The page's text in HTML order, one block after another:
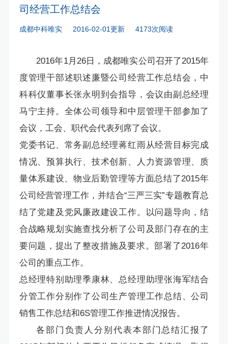
司经营工作总结会
成都中科唯实 2016-02-01更新 4173次阅读
2016年1月26日，成都唯实公司召开了2015年
度管理干部述职述廉暨公司经营工作总结会，中
科科仪董事长张永明到会指导，会议由副总经理
马宁主持。全体公司领导和中层管理干部参加了
会议，工会、职代会代表列席了会议。
党委书记、常务副总经理蒋红雨从经营目标完成
情况、预算执行、技术创新、人力资源管理、质
量体系建设、物业后勤管理等方面总结了2015年
公司经营管理工作，并结合“三严三实”专题教育总
结了党建及党风廉政建设工作。以问题导向，结
合战略规划实施查找分析了公司及部门存在的主
要问题，提出了整改措施及要求。部署了2016年
公司的重点工作。
总经理特别助理季康林、总经理助理张海军结合
分管工作分别作了公司生产管理工作总结、公司
销售工作总结和6S管理工作推进情况报告。
各部门负责人分别代表本部门总结汇报了